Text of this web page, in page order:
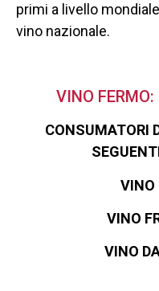
primi a livello
vino nazionale.
VINO
CONSUMATORI
VINO
VINO
VINO